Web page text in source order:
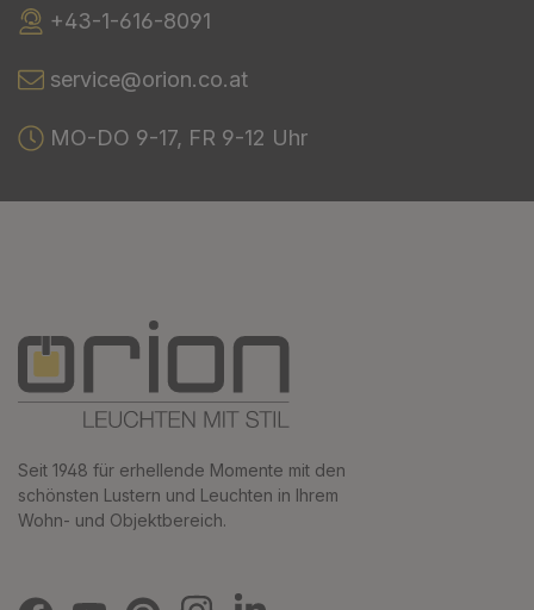
+43-1-616-8091
service@orion.co.at
MO-DO 9-17, FR 9-12 Uhr
Seit 1948 für erhellende Momente mit den
schönsten Lustern und Leuchten in Ihrem
Wohn- und Objektbereich.